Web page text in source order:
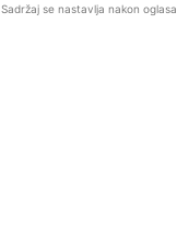
Sadržaj se nastavlja nakon oglasa